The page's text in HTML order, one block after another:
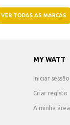
VER TODAS AS MARCAS
MY WATT
Iniciar sessão
Criar registo
A minha área